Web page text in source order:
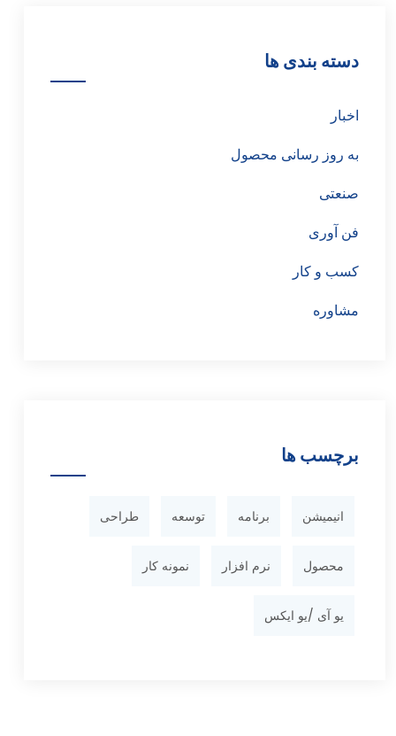
دسته بندی ها
اخبار
به روز رسانی محصول
صنعتی
فن آوری
کسب و کار
مشاوره
برچسب ها
انیمیشن برنامه توسعه طراحی
محصول نرم افزار نمونه کار
یو آی /یو ایکس